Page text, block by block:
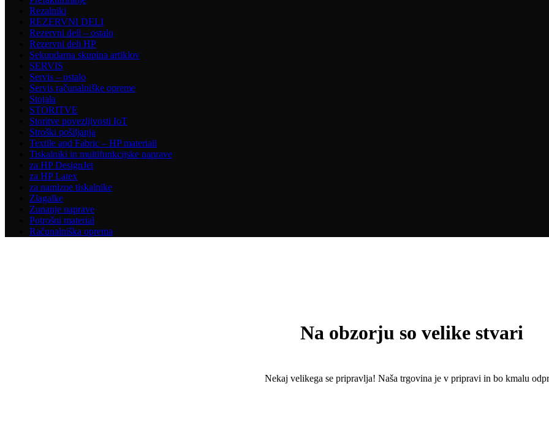
Rezalniki
REZERVNI DELI
Rezervni deli – ostalo
Rezervni deli HP
Sekundarna skupina artiklov
SERVIS
Servis – ostalo
Servis računalniške opreme
Stojala
STORITVE
Storitve povezljivosti IoT
Stroški pošiljanja
Textile and Fabric – HP materiali
Tiskalniki in multifunkcijske naprave
za HP DesignJet
za HP Latex
za namizne tiskalnike
Zlagalke
Zunanje naprave
Potrošni material
Računalniška oprema
Na obzorju so velike stvari
Nekaj ​​velikega se pripravlja! Naša trgovina je v pripravi in ​​bo kmalu